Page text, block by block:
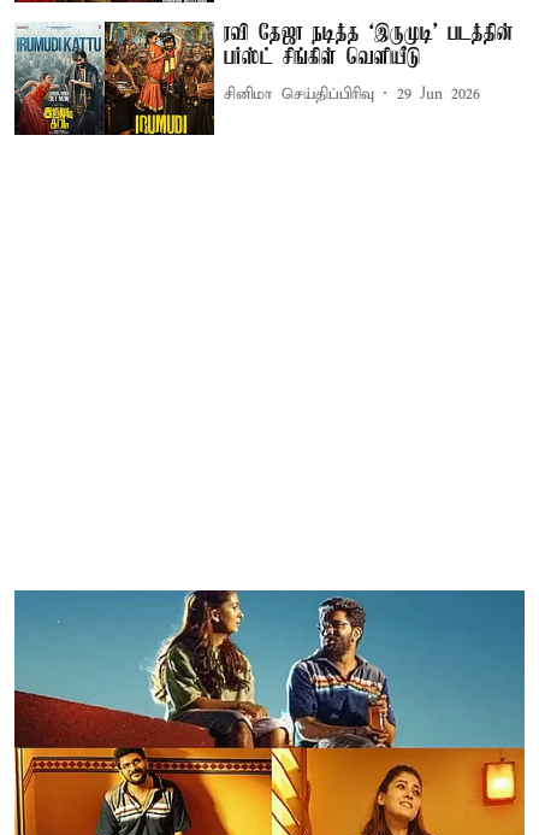
ரவி தேஜா நடித்த ‘இருமுடி’ படத்தின்
பர்ஸ்ட் சிங்கிள் வெளியீடு
சினிமா செய்திப்பிரிவு 29 Jun 2026